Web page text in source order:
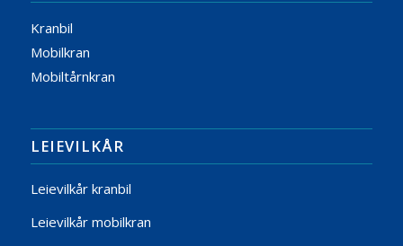
Kranbil
Mobilkran
Mobiltårnkran
LEIEVILKÅR
Leievilkår kranbil
Leievilkår mobilkran